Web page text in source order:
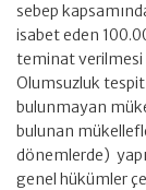
sebep
isabet eden
teminat verilmesi
Olumsuzluk tespit
bulunmayan
bulunan
dönemlerde)
genel hükümler